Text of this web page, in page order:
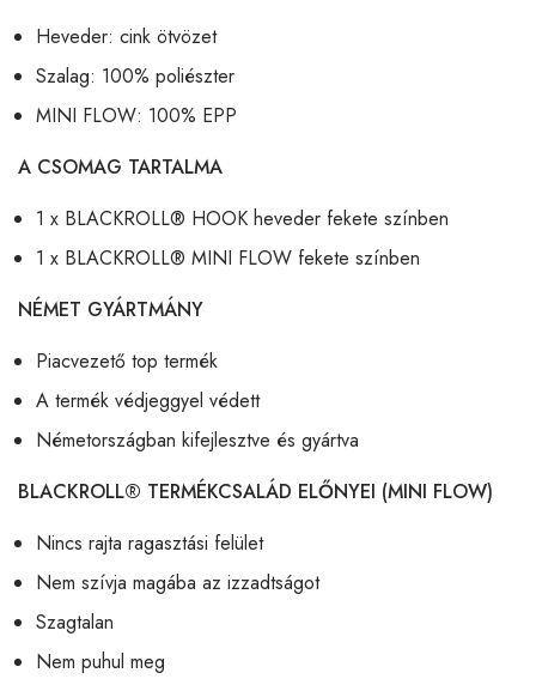
Heveder: cink ötvözet
Szalag: 100% poliészter
MINI FLOW: 100% EPP
A CSOMAG TARTALMA
1 x BLACKROLL® HOOK heveder fekete színben
1 x BLACKROLL® MINI FLOW fekete színben
NÉMET GYÁRTMÁNY
Piacvezető top termék
A termék védjeggyel védett
Németországban kifejlesztve és gyártva
BLACKROLL® TERMÉKCSALÁD ELŐNYEI (MINI FLOW)
Nincs rajta ragasztási felület
Nem szívja magába az izzadtságot
Szagtalan
Nem puhul meg